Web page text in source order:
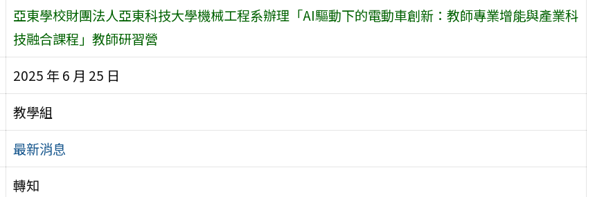
亞東學校財團法人亞東科技大學機械工程系辦理「AI驅動下的電動車創新：教師專業增能與產業科
技融合課程」教師研習營
2025 年 6 月 25 日
教學組
最新消息
轉知